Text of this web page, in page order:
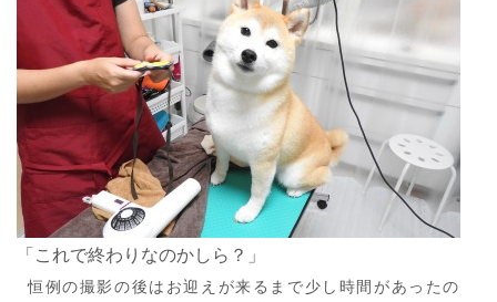
「これで終わりなのかしら？」
恒例の撮影の後はお迎えが来るまで少し時間があったの